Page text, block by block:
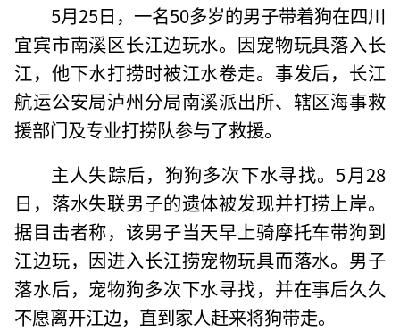
5月25日，一名50多岁的男子带着狗在四川
宜宾市南溪区长江边玩水。因宠物玩具落入长
江，他下水打捞时被江水卷走。事发后，长江
航运公安局泸州分局南溪派出所、辖区海事救
援部门及专业打捞队参与了救援。
主人失踪后，狗狗多次下水寻找。5月28
日，落水失联男子的遗体被发现并打捞上岸。
据目击者称，该男子当天早上骑摩托车带狗到
江边玩，因进入长江捞宠物玩具而落水。男子
落水后，宠物狗多次下水寻找，并在事后久久
不愿离开江边，直到家人赶来将狗带走。